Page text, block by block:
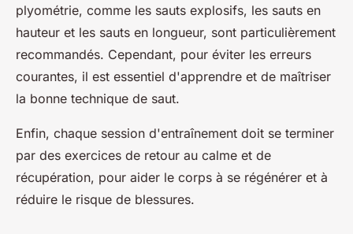
plyométrie, comme les sauts explosifs, les sauts en
hauteur et les sauts en longueur, sont particulièrement
recommandés. Cependant, pour éviter les erreurs
courantes, il est essentiel d'apprendre et de maîtriser
la bonne technique de saut.
Enfin, chaque session d'entraînement doit se terminer
par des exercices de retour au calme et de
récupération, pour aider le corps à se régénérer et à
réduire le risque de blessures.